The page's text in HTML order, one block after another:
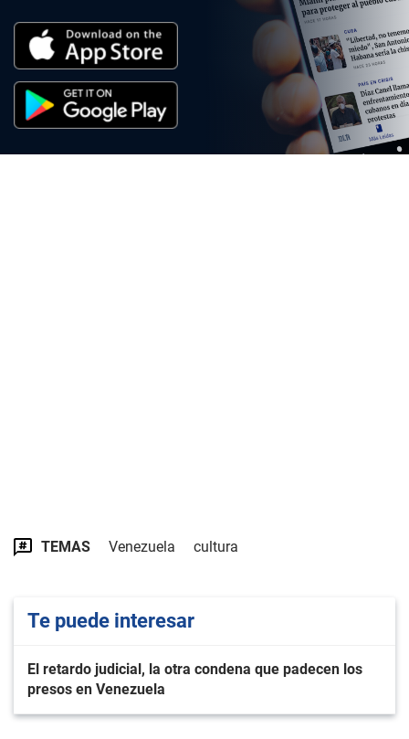
TEMAS Venezuela cultura
Te puede interesar
El retardo judicial, la otra condena que padecen los
presos en Venezuela